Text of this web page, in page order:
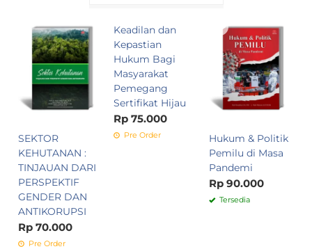
SEKTOR
KEHUTANAN :
TINJAUAN DARI
PERSPEKTIF
GENDER DAN
ANTIKORUPSI
Rp 70.000
Pre Order
Keadilan dan
Kepastian
Hukum Bagi
Masyarakat
Pemegang
Sertifikat Hijau
Rp 75.000
Pre Order
Hukum & Politik
Pemilu di Masa
Pandemi
Rp 90.000
Tersedia